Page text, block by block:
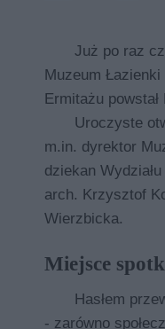
Już po raz
Muzeum
Ermitażu
Uroczyste
m.in. dyrektor
dziekan
arch. Krzysztof
Wierzbicka.
Miejsce
Hasłem
- zarówno